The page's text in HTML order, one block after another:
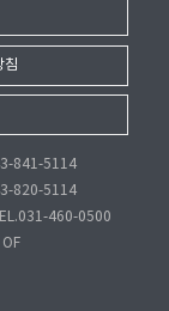
침
841-5114
820-5114
460-0500